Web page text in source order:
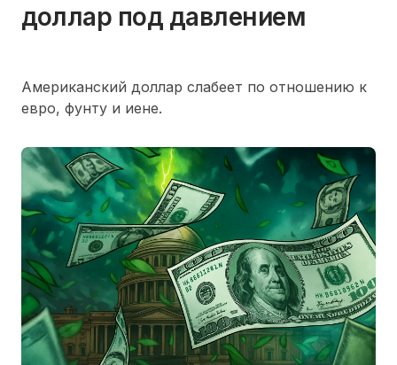
доллар под давлением
Американский доллар слабеет по отношению к
евро, фунту и иене.